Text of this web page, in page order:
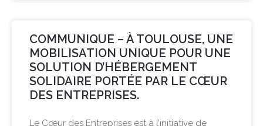
COMMUNIQUE – À TOULOUSE, UNE
MOBILISATION UNIQUE POUR UNE
SOLUTION D’HÉBERGEMENT
SOLIDAIRE PORTÉE PAR LE CŒUR
DES ENTREPRISES.
Le Cœur des Entreprises est à l’initiative de